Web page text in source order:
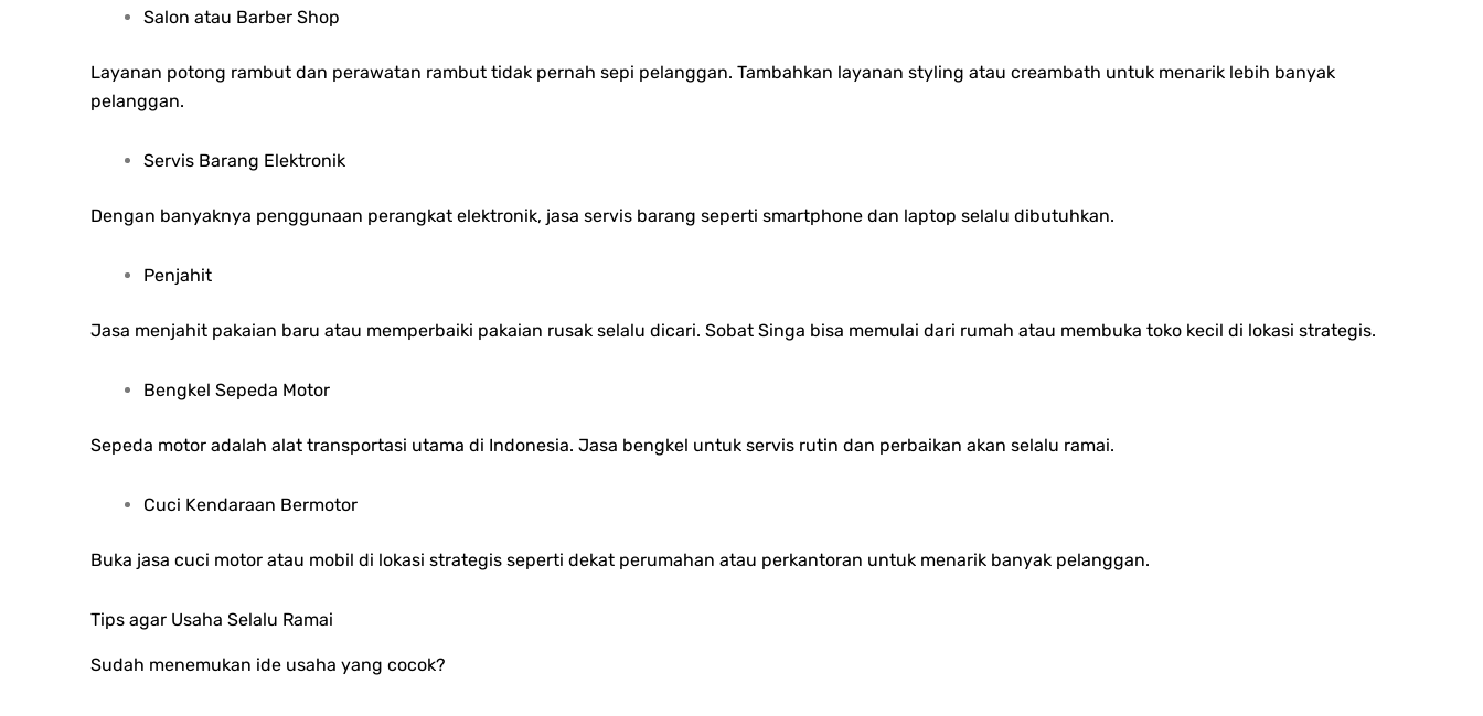
Salon atau Barber Shop
Layanan potong rambut dan perawatan rambut tidak pernah sepi pelanggan. Tambahkan layanan styling atau creambath untuk menarik lebih banyak
pelanggan.
Servis Barang Elektronik
Dengan banyaknya penggunaan perangkat elektronik, jasa servis barang seperti smartphone dan laptop selalu dibutuhkan.
Penjahit
Jasa menjahit pakaian baru atau memperbaiki pakaian rusak selalu dicari. Sobat Singa bisa memulai dari rumah atau membuka toko kecil di lokasi strategis.
Bengkel Sepeda Motor
Sepeda motor adalah alat transportasi utama di Indonesia. Jasa bengkel untuk servis rutin dan perbaikan akan selalu ramai.
Cuci Kendaraan Bermotor
Buka jasa cuci motor atau mobil di lokasi strategis seperti dekat perumahan atau perkantoran untuk menarik banyak pelanggan.
Tips agar Usaha Selalu Ramai
Sudah menemukan ide usaha yang cocok?